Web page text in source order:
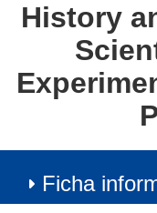
History
Ficha